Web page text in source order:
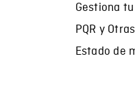
Gestiona
PQR y
Estado de